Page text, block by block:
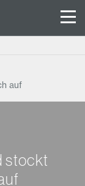
auf
stockt